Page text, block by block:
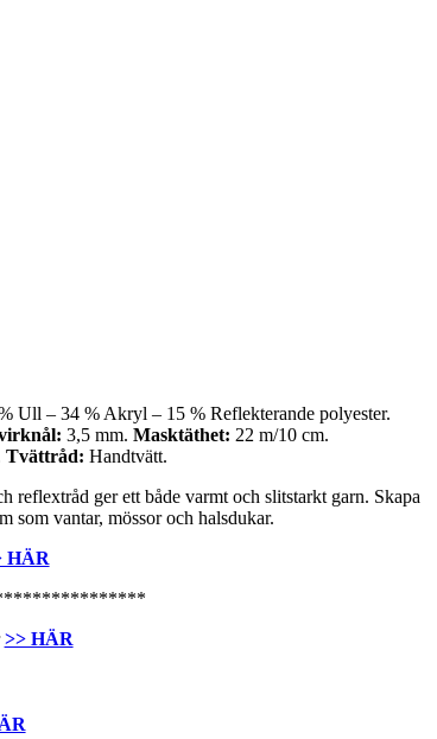
Ull – 34 % Akryl – 15 % Reflekterande polyester.
3,5 mm. Masktäthet: 22 m/10 cm.
Tvättråd: Handtvätt.
reflextråd ger ett både varmt och slitstarkt garn. Skapa
som vantar, mössor och halsdukar.
HÄR
>> HÄR